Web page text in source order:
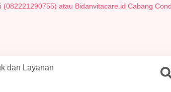
atau Bidanvitacare.id Cabang Condongcatur
dan Layanan